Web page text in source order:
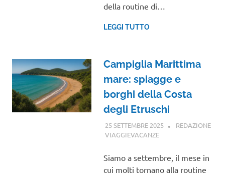
della routine di…
LEGGI TUTTO
Campiglia Marittima
mare: spiagge e
borghi della Costa
degli Etruschi
25 SETTEMBRE 2025
REDAZIONE
VIAGGIEVACANZETOSCANA
Siamo a settembre, il mese in
cui molti tornano alla routine